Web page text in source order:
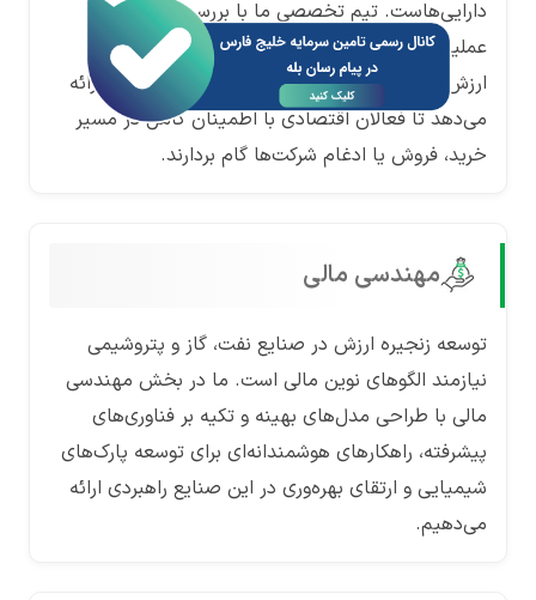
دارایی‌هاست. تیم تخصصی ما با بررسی همه‌جانبه
عملیات مالی و پتانسیل‌های سودآوری، خدمات
ارزش‌گذاری و مشاوره مالی را در حوزه‌های مختلف ارائه
می‌دهد تا فعالان اقتصادی با اطمینان کامل در مسیر
خرید، فروش یا ادغام شرکت‌ها گام بردارند.
مهندسی مالی
توسعه زنجیره ارزش در صنایع نفت، گاز و پتروشیمی
نیازمند الگوهای نوین مالی است. ما در بخش مهندسی
مالی با طراحی مدل‌های بهینه و تکیه بر فناوری‌های
پیشرفته، راهکارهای هوشمندانه‌ای برای توسعه پارک‌های
شیمیایی و ارتقای بهره‌وری در این صنایع راهبردی ارائه
می‌دهیم.